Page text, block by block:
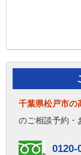
千葉県松戸市の
のご相談予約・
0120-